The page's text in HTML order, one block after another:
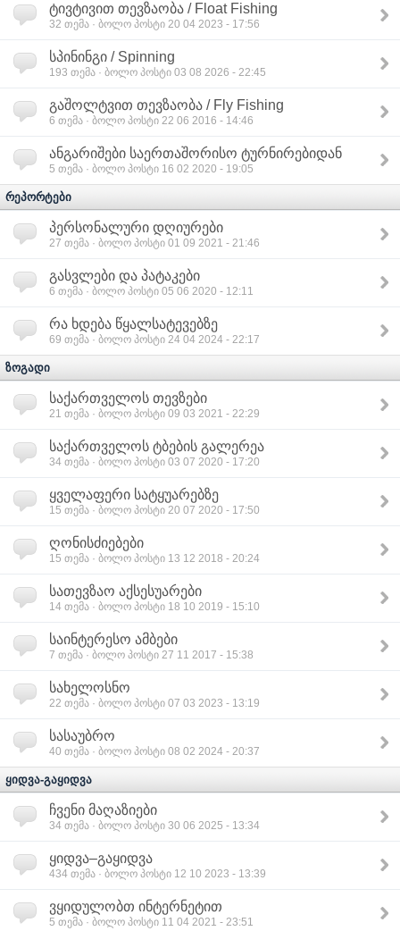
ტივტივით თევზაობა / Float Fishing
32 თემა · ბოლო პოსტი 20 04 2023 - 17:56
სპინინგი / Spinning
193 თემა · ბოლო პოსტი 03 08 2026 - 22:45
გაშოლტვით თევზაობა / Fly Fishing
6 თემა · ბოლო პოსტი 22 06 2016 - 14:46
ანგარიშები საერთაშორისო ტურნირებიდან
5 თემა · ბოლო პოსტი 16 02 2020 - 19:05
რეპორტები
პერსონალური დღიურები
27 თემა · ბოლო პოსტი 01 09 2021 - 21:46
გასვლები და პატაკები
6 თემა · ბოლო პოსტი 05 06 2020 - 12:11
რა ხდება წყალსატევებზე
69 თემა · ბოლო პოსტი 24 04 2024 - 22:17
ზოგადი
საქართველოს თევზები
21 თემა · ბოლო პოსტი 09 03 2021 - 22:29
საქართველოს ტბების გალერეა
34 თემა · ბოლო პოსტი 03 07 2020 - 17:20
ყველაფერი სატყუარებზე
15 თემა · ბოლო პოსტი 20 07 2020 - 17:50
ღონისძიებები
15 თემა · ბოლო პოსტი 13 12 2018 - 20:24
სათევზაო აქსესუარები
14 თემა · ბოლო პოსტი 18 10 2019 - 15:10
საინტერესო ამბები
7 თემა · ბოლო პოსტი 27 11 2017 - 15:38
სახელოსნო
22 თემა · ბოლო პოსტი 07 03 2023 - 13:19
სასაუბრო
40 თემა · ბოლო პოსტი 08 02 2024 - 20:37
ყიდვა-გაყიდვა
ჩვენი მაღაზიები
34 თემა · ბოლო პოსტი 30 06 2025 - 13:34
ყიდვა–გაყიდვა
434 თემა · ბოლო პოსტი 12 10 2023 - 13:39
ვყიდულობთ ინტერნეტით
5 თემა · ბოლო პოსტი 11 04 2021 - 23:51